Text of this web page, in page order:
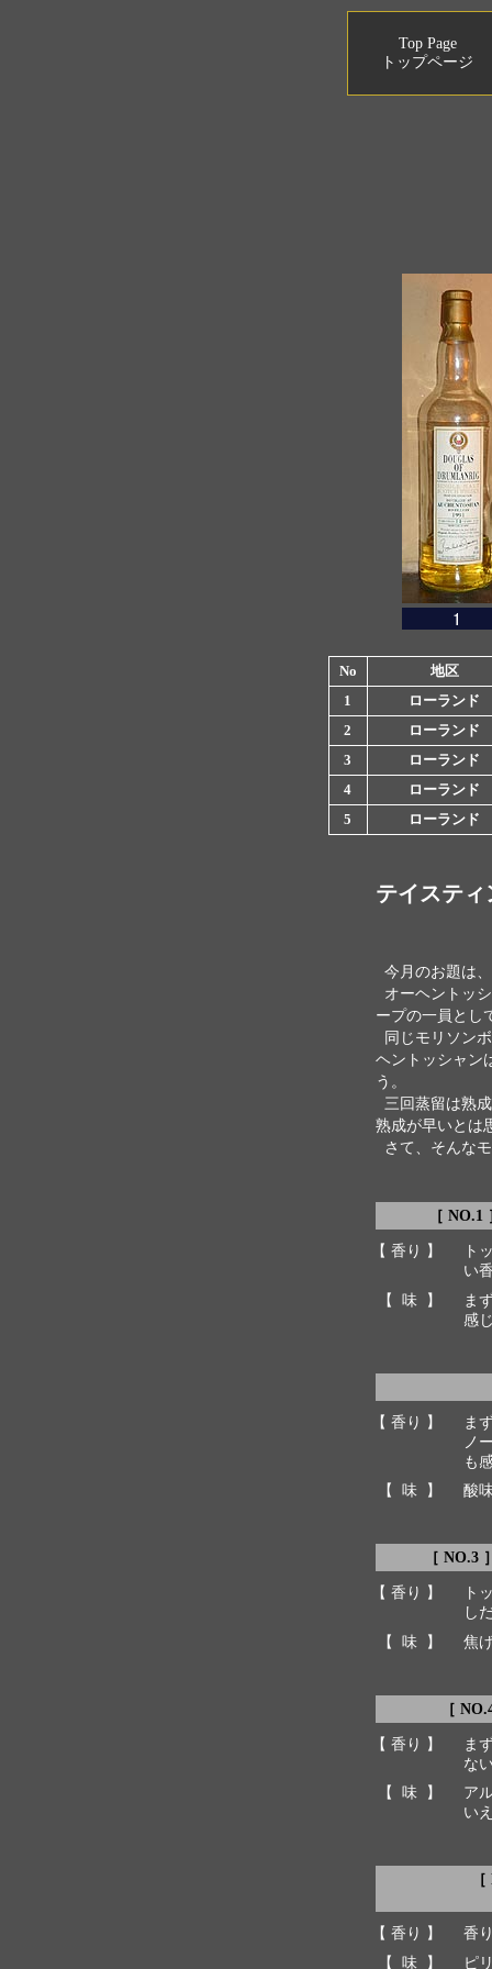
Top Page
トップページ
No
地区
1
ローランド
2
ローランド
3
ローランド
4
ローランド
5
ローランド
テイステ
今月のお題は
オーヘントッ
ープの一員とし
同じモリソン
ヘントッシャン
う。
三回蒸留は熟
熟成が早いとは
さて、そんな
［
【 香り 】
ト
い
【 味 】
ま
感
【 香り 】
ま
ノ
も
【 味 】
酸
［ NO.3
【 香り 】
ト
し
【 味 】
焦
［
【 香り 】
ま
な
【 味 】
ア
い
【 香り 】
香
【 味 】
ピ